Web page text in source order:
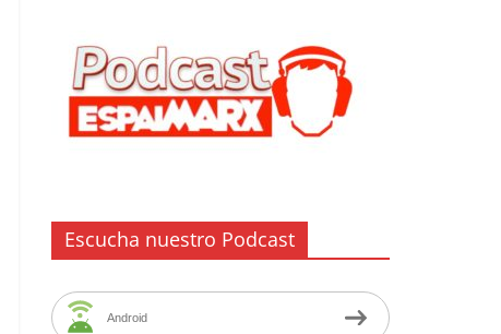
Escucha nuestro Podcast
Android